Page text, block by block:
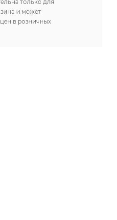
только для
и может
в розничных